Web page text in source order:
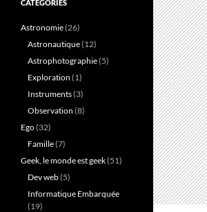
CATÉGORIES
Astronomie(26)
Astronautique(12)
Astrophotographie(5)
Exploration (1)
Instruments(3)
Observation (8)
Ego(32)
Famille(7)
Geek, le monde est geek(51)
Dev web(5)
Informatique Embarquée
(19)